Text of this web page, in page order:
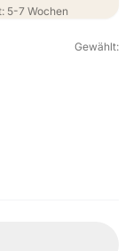
5-7 Wochen
Gewählt: